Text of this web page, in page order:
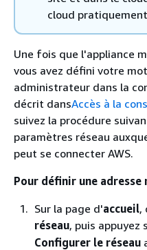
cloud
Une fois que l'appliance
vous avez défini votre
administrateur dans la
décrit dansAccès à la
suivez la procédure
paramètres réseau
peut se connecter AWS.
Pour définir une adresse
Sur la page d'accueil,
réseau, puis appuyez
Configurer le réseau